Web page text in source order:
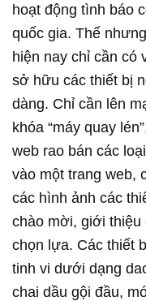
hoạt động tình báo
quốc gia. Thế
hiện nay chỉ cần có
sở hữu các thiết bị
dàng. Chỉ cần lên
khóa “máy quay
web rao bán các
vào một trang web,
các hình ảnh các
chào mời, giới thiệu
chọn lựa. Các thiết
tinh vi dưới dạng
chai dầu gội đầu,